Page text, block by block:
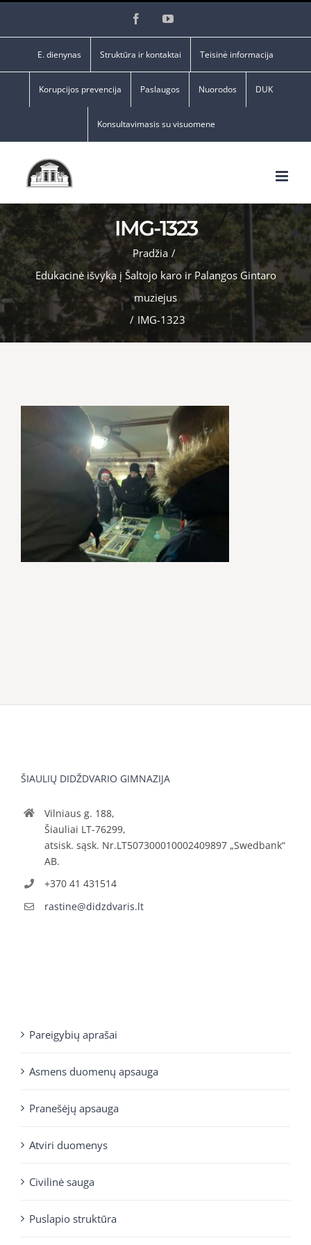
FacebookYouTube
E. dienynas Struktūra ir kontaktai Teisinė informacija
Korupcijos prevencija Paslaugos Nuorodos DUK
Konsultavimasis su visuomene
IMG-1323
Pradžia /
Edukacinė išvyka į Šaltojo karo ir Palangos Gintaro
muziejus
/ IMG-1323
ŠIAULIŲ DIDŽDVARIO GIMNAZIJA
Vilniaus g. 188,
Šiauliai LT-76299,
atsisk. sąsk. Nr.LT507300010002409897 „Swedbank“
AB.
+370 41 431514
rastine@didzdvaris.lt
Pareigybių aprašai
Asmens duomenų apsauga
Pranešėjų apsauga
Atviri duomenys
Civilinė sauga
Puslapio struktūra